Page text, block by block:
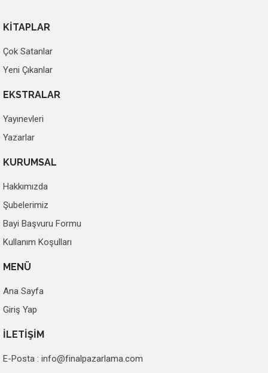
KİTAPLAR
Çok Satanlar
Yeni Çıkanlar
EKSTRALAR
Yayınevleri
Yazarlar
KURUMSAL
Hakkımızda
Şubelerimiz
Bayi Başvuru Formu
Kullanım Koşulları
MENÜ
Ana Sayfa
Giriş Yap
İLETİŞİM
E-Posta : info@finalpazarlama.com